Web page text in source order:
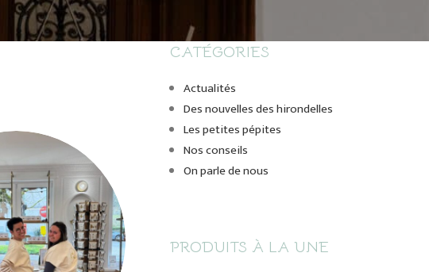
CATÉGORIES
Actualités
Des nouvelles des hirondelles
Les petites pépites
Nos conseils
On parle de nous
PRODUITS À LA UNE